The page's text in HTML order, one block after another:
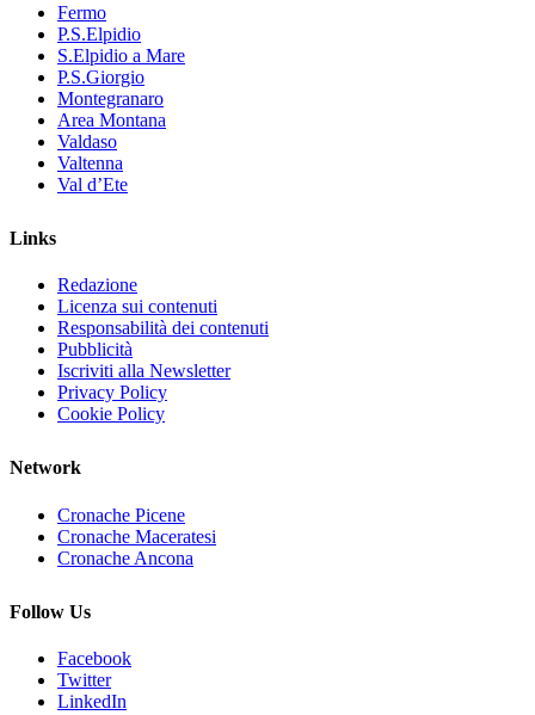
Fermo
P.S.Elpidio
S.Elpidio a Mare
P.S.Giorgio
Montegranaro
Area Montana
Valdaso
Valtenna
Val d’Ete
Links
Redazione
Licenza sui contenuti
Responsabilità dei contenuti
Pubblicità
Iscriviti alla Newsletter
Privacy Policy
Cookie Policy
Network
Cronache Picene
Cronache Maceratesi
Cronache Ancona
Follow Us
Facebook
Twitter
LinkedIn